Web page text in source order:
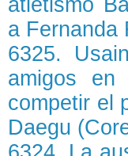
atletismo
a Fernanda
6325.
amigos en
competir el
Daegu